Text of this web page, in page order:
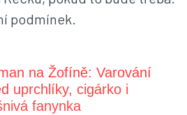
podmínek.
na Žofíně: Varování
uprchlíky, cigárko i
fanynka